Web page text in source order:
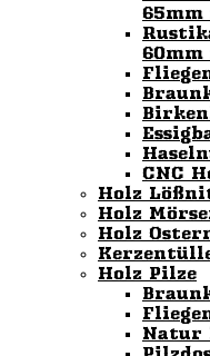
65mm
60mm
CNC
Holz
Holz
Holz
Holz Pilze
Natur